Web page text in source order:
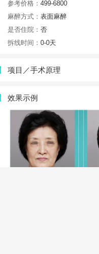
参考价格： 499-6800
麻醉方式： 表面麻醉
是否住院： 否
拆线时间： 0-0天
项目／手术原理
效果示例